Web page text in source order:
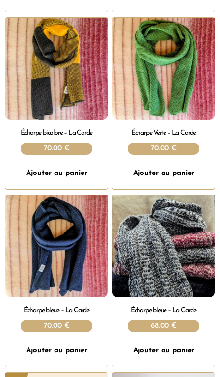
Écharpe bicolore – La Carde
70.00 €
Ajouter au panier
Écharpe Verte – La Carde
70.00 €
Ajouter au panier
Écharpe bleue – La Carde
70.00 €
Ajouter au panier
Écharpe bleue – La Carde
68.00 €
Ajouter au panier